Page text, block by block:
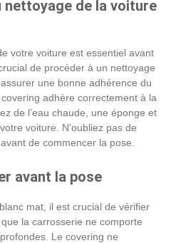
nettoyage de la voiture
votre voiture est essentiel avant
de procéder à un nettoyage
une bonne adhérence du
adhère correctement à la
de l’eau chaude, une éponge et
voiture. N’oubliez pas de
de commencer la pose.
avant la pose
mat, il est crucial de vérifier
la carrosserie ne comporte
Le covering ne